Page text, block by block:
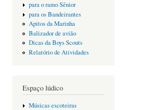
para o ramo Sênior
para os Bandeirantes
Apitos da Marinha
Balizador de avião
Dicas da Boys Scouts
Relatório de Atividades
Espaço lúdico
Músicas escoteiras